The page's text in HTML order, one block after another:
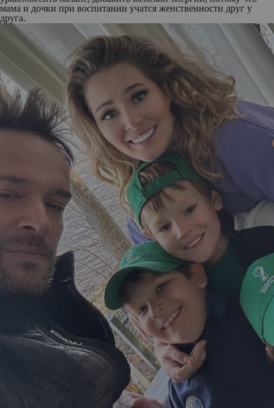
мама и дочки при воспитании учатся женственности друг у
друга.